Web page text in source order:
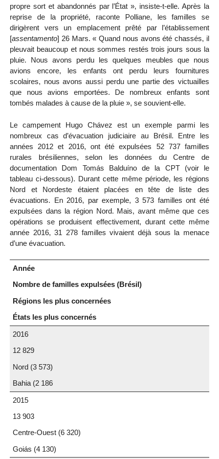
propre sort et abandonnés par l’État », insiste-t-elle. Après la
reprise de la propriété, raconte Polliane, les familles se
dirigèrent vers un emplacement prêté par l’établissement
[assentamento] 26 Mars. « Quand nous avons été chassés, il
pleuvait beaucoup et nous sommes restés trois jours sous la
pluie. Nous avons perdu les quelques meubles que nous
avions encore, les enfants ont perdu leurs fournitures
scolaires, nous avons aussi perdu une partie des victuailles
que nous avions emportées. De nombreux enfants sont
tombés malades à cause de la pluie », se souvient-elle.
Le campement Hugo Chávez est un exemple parmi les
nombreux cas d’évacuation judiciaire au Brésil. Entre les
années 2012 et 2016, ont été expulsées 52 737 familles
rurales brésiliennes, selon les données du Centre de
documentation Dom Tomás Balduíno de la CPT (voir le
tableau ci-dessous). Durant cette même période, les régions
Nord et Nordeste étaient placées en tête de liste des
évacuations. En 2016, par exemple, 3 573 familles ont été
expulsées dans la région Nord. Mais, avant même que ces
opérations se produisent effectivement, durant cette même
année 2016, 31 278 familles vivaient déjà sous la menace
d’une évacuation.
Année
Nombre de familles expulsées (Brésil)
Régions les plus concernées
États les plus concernés
2016
12 829
Nord (3 573)
Bahia (2 186
2015
13 903
Centre-Ouest (6 320)
Goiás (4 130)